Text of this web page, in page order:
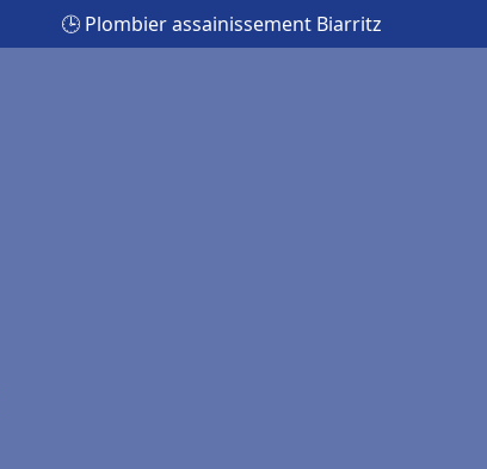
🕒 Plombier assainissement Biarritz